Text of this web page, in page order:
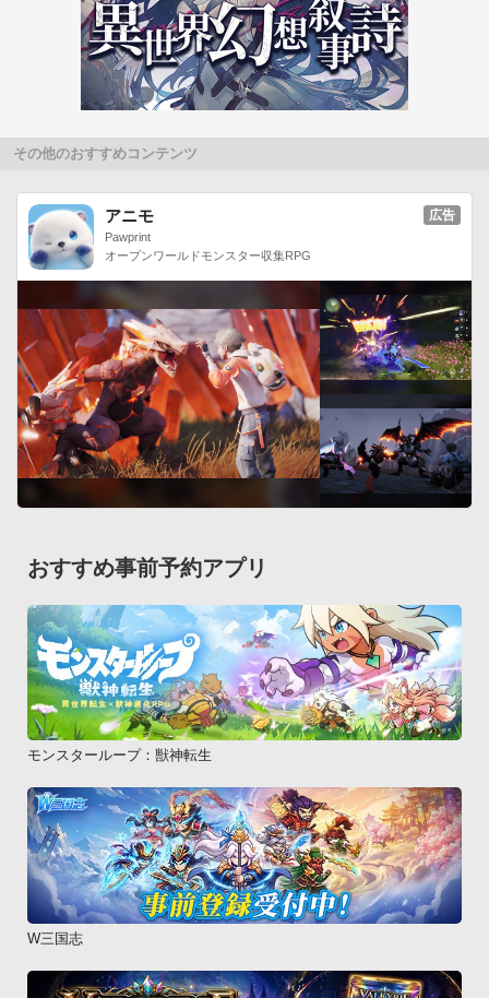
その他のおすすめコンテンツ
アニモ
Pawprint
オープンワールドモンスター収集RPG
広告
おすすめ事前予約アプリ
モンスターループ：獣神転生
W三国志